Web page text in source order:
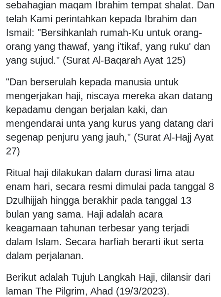
sebahagian maqam Ibrahim tempat shalat. Dan
telah Kami perintahkan kepada Ibrahim dan
Ismail: "Bersihkanlah rumah-Ku untuk orang-
orang yang thawaf, yang i'tikaf, yang ruku' dan
yang sujud." (Surat Al-Baqarah Ayat 125)
"Dan berserulah kepada manusia untuk
mengerjakan haji, niscaya mereka akan datang
kepadamu dengan berjalan kaki, dan
mengendarai unta yang kurus yang datang dari
segenap penjuru yang jauh," (Surat Al-Hajj Ayat
27)
Ritual haji dilakukan dalam durasi lima atau
enam hari, secara resmi dimulai pada tanggal 8
Dzulhijjah hingga berakhir pada tanggal 13
bulan yang sama. Haji adalah acara
keagamaan tahunan terbesar yang terjadi
dalam Islam. Secara harfiah berarti ikut serta
dalam perjalanan.
Berikut adalah Tujuh Langkah Haji, dilansir dari
laman The Pilgrim, Ahad (19/3/2023).